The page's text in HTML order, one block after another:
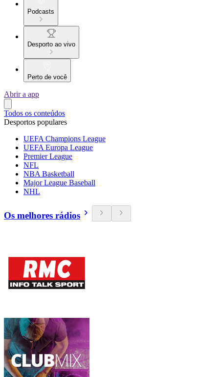
Podcasts
Desporto ao vivo
Perto de você
Abrir a app
Todos os conteúdos
Desportos populares
UEFA Champions League
UEFA Europa League
Premier League
NFL
NBA Basketball
Major League Baseball
NHL
Os melhores rádios